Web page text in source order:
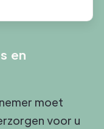
en
moet
voor u